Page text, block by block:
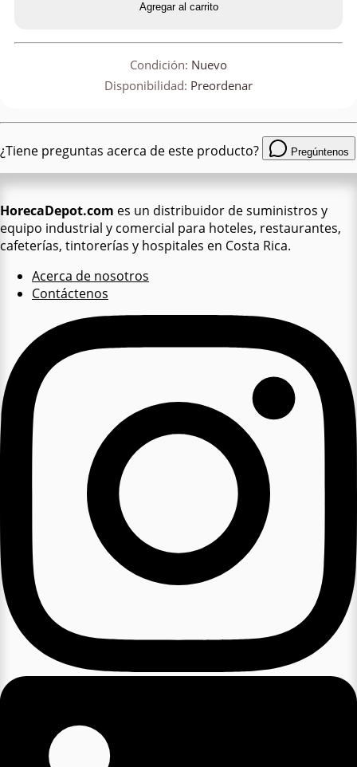
Agregar al carrito
Condición: Nuevo
Disponibilidad: Preordenar
¿Tiene preguntas acerca de este producto? Pregúntenos
HorecaDepot.com es un distribuidor de suministros y
equipo industrial y comercial para hoteles, restaurantes,
cafeterías, tintorerías y hospitales en Costa Rica.
Acerca de nosotros
Contáctenos